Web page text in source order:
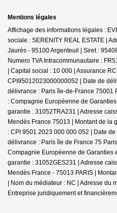
Mentions légales
Affichage des informations légales :
sociale : SERENITY REAL ESTATE |
Jaurès - 95100 Argenteuil | Siret :
Numero TVA Intracommunautaire :
| Capital social : 10 000 | Assurance
CPI95012023000000052 | Date de
délivrance : Paris île-de-France 75001
: Compagnie Européenne de
garantie : 31052TRA231 | Adresse
Mendès France 75013 | Montant de la
: CPI 9501 2023 000 000 052 | Date
délivrance : Paris île de France 75
Compagnie Européenne de Garanties
garantie : 31052GES231 | Adresse
Mendès France - 75013 PARIS |
| Nom du médiateur : NC | Adresse du
Entreprise juridiquement et